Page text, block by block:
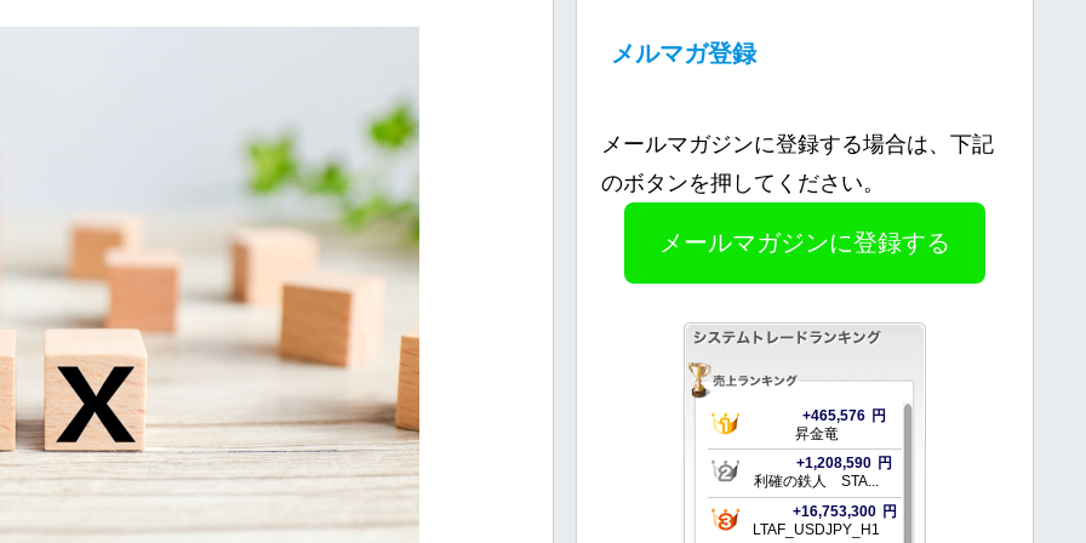
メルマガ登録
メールマガジンに登録する場合は、下記
のボタンを押してください。
メールマガジンに登録する